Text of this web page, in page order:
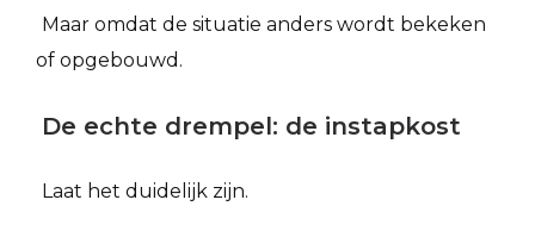
Maar omdat de situatie anders wordt bekeken
of opgebouwd.
De echte drempel: de instapkost
Laat het duidelijk zijn.